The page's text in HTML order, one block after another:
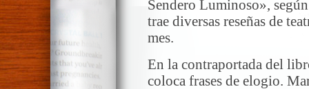
Sendero Luminoso»,
trae diversas reseñas de
mes.
En la contraportada del
coloca frases de elogio.